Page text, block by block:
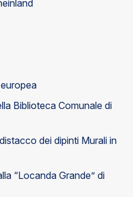
Biblioteca Comunale di
dei dipinti Murali in
“Locanda Grande” di